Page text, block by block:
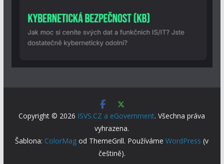
Copyright © 2026 ISVS.CZ a eGovernment. Všechna práva
vyhrazena.
Šablona: ColorMag od ThemeGrill. PoužívámeWordPress (v
češtině).